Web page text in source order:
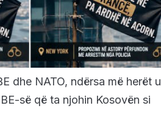
dhe NATO, ndërsa më herët u
së që ta njohin Kosovën si